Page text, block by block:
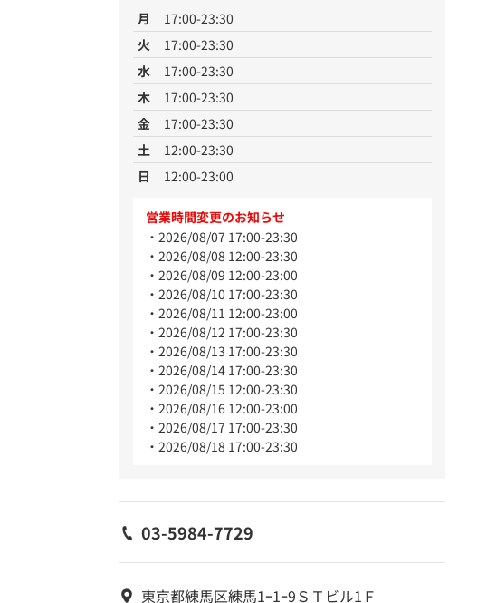
月
17:00-23:30
火
17:00-23:30
水
17:00-23:30
木
17:00-23:30
金
17:00-23:30
土
12:00-23:30
日
12:00-23:00
営業時間変更のお知らせ
2026/08/07 17:00-23:30
2026/08/08 12:00-23:30
2026/08/09 12:00-23:00
2026/08/10 17:00-23:30
2026/08/11 12:00-23:00
2026/08/12 17:00-23:30
2026/08/13 17:00-23:30
2026/08/14 17:00-23:30
2026/08/15 12:00-23:30
2026/08/16 12:00-23:00
2026/08/17 17:00-23:30
2026/08/18 17:00-23:30
03-5984-7729
東京都練馬区練馬1ｰ1ｰ9ＳＴビル1Ｆ